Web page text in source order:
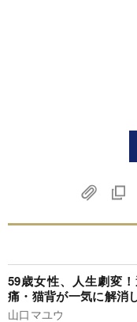
59歳女性、人生劇変
痛・猫背が一気に解消
山口マユウ